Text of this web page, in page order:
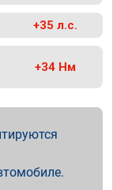
+35 л.с.
+34 Нм